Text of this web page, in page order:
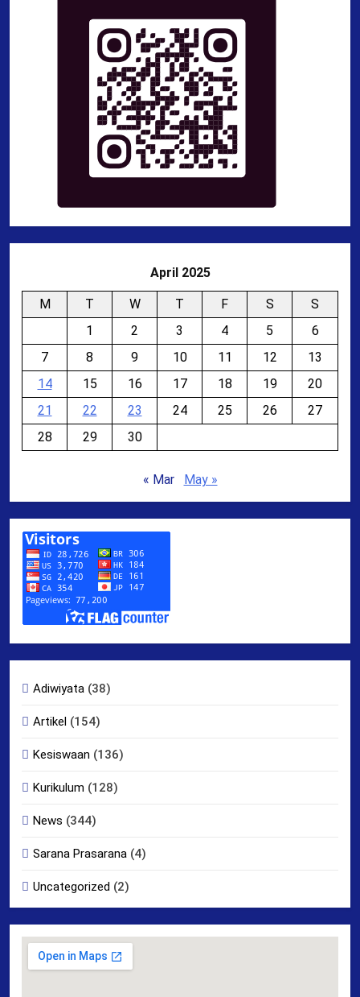
April 2025
M T W T F S
S
1
2 3 4 5
6
7
8 9 10 11 12
13
14
15 16 17 18 19
20
21
22 23 24 25 26
27
28
29 30
« Mar May »
Adiwiyata (38)
Artikel (154)
Kesiswaan (136)
Kurikulum (128)
News (344)
Sarana Prasarana (4)
Uncategorized (2)